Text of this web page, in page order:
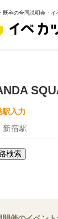
既卒の合同説明会・イ
駅入力
検索